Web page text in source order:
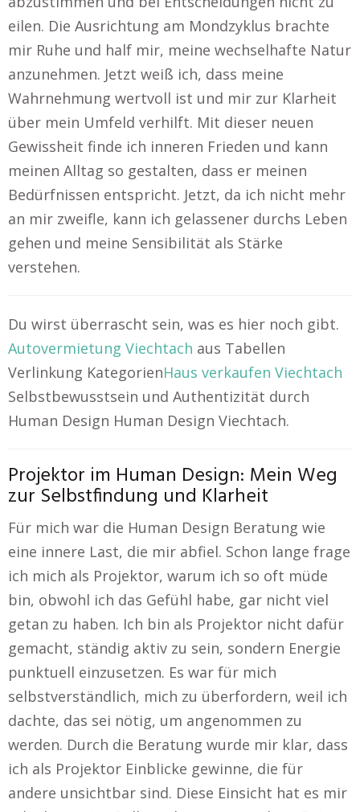
eilen. Die Ausrichtung am Mondzyklus brachte
mir Ruhe und half mir, meine wechselhafte Natur
anzunehmen. Jetzt weiß ich, dass meine
Wahrnehmung wertvoll ist und mir zur Klarheit
über mein Umfeld verhilft. Mit dieser neuen
Gewissheit finde ich inneren Frieden und kann
meinen Alltag so gestalten, dass er meinen
Bedürfnissen entspricht. Jetzt, da ich nicht mehr
an mir zweifle, kann ich gelassener durchs Leben
gehen und meine Sensibilität als Stärke
verstehen.
Du wirst überrascht sein, was es hier noch gibt.
Autovermietung Viechtach aus Tabellen
Verlinkung KategorienHaus verkaufen Viechtach
Selbstbewusstsein und Authentizität durch
Human Design Human Design Viechtach.
Projektor im Human Design: Mein Weg
zur Selbstfindung und Klarheit
Für mich war die Human Design Beratung wie
eine innere Last, die mir abfiel. Schon lange frage
ich mich als Projektor, warum ich so oft müde
bin, obwohl ich das Gefühl habe, gar nicht viel
getan zu haben. Ich bin als Projektor nicht dafür
gemacht, ständig aktiv zu sein, sondern Energie
punktuell einzusetzen. Es war für mich
selbstverständlich, mich zu überfordern, weil ich
dachte, das sei nötig, um angenommen zu
werden. Durch die Beratung wurde mir klar, dass
ich als Projektor Einblicke gewinne, die für
andere unsichtbar sind. Diese Einsicht hat es mir